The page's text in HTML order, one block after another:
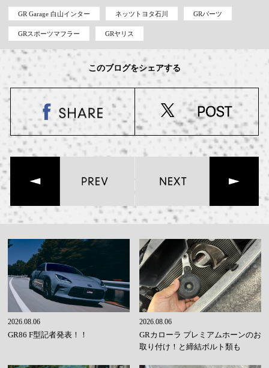
GR Garage 白山インター ネッツトヨタ石川 GRパーツ
GRスポーツマフラー GRヤリス
このブログをシェアする
2026.08.06
GR86 F型記者発表！！
2026.08.06
GRカローラ プレミアムホーンのお
取り付け！と締結ボルト類も